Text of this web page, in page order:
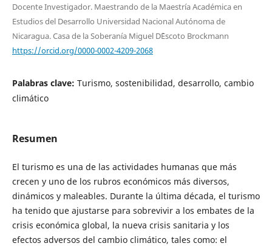
Docente Investigador. Maestrando de la Maestría Académica en
Estudios del Desarrollo Universidad Nacional Autónoma de
Nicaragua. Casa de la Soberanía Miguel D`Escoto Brockmann
https://orcid.org/0000-0002-4209-2068
Palabras clave: Turismo, sostenibilidad, desarrollo, cambio
climático
Resumen
El turismo es una de las actividades humanas que más
crecen y uno de los rubros económicos más diversos,
dinámicos y maleables. Durante la última década, el turismo
ha tenido que ajustarse para sobrevivir a los embates de la
crisis económica global, la nueva crisis sanitaria y los
efectos adversos del cambio climático, tales como: el